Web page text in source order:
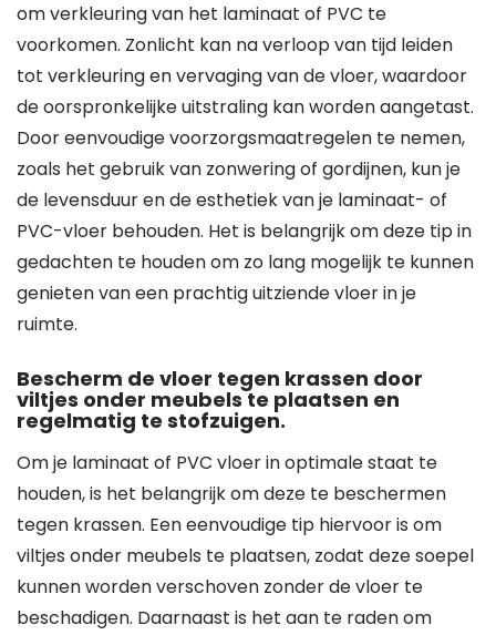
om verkleuring van het laminaat of PVC te
voorkomen. Zonlicht kan na verloop van tijd leiden
tot verkleuring en vervaging van de vloer, waardoor
de oorspronkelijke uitstraling kan worden aangetast.
Door eenvoudige voorzorgsmaatregelen te nemen,
zoals het gebruik van zonwering of gordijnen, kun je
de levensduur en de esthetiek van je laminaat- of
PVC-vloer behouden. Het is belangrijk om deze tip in
gedachten te houden om zo lang mogelijk te kunnen
genieten van een prachtig uitziende vloer in je
ruimte.
Bescherm de vloer tegen krassen door
viltjes onder meubels te plaatsen en
regelmatig te stofzuigen.
Om je laminaat of PVC vloer in optimale staat te
houden, is het belangrijk om deze te beschermen
tegen krassen. Een eenvoudige tip hiervoor is om
viltjes onder meubels te plaatsen, zodat deze soepel
kunnen worden verschoven zonder de vloer te
beschadigen. Daarnaast is het aan te raden om